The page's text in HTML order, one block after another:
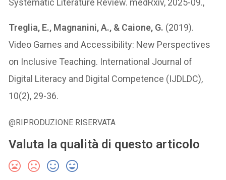
Systematic Literature Review. medRxiv, 2025-09.,
Treglia, E., Magnanini, A., & Caione, G. (2019).
Video Games and Accessibility: New Perspectives
on Inclusive Teaching. International Journal of
Digital Literacy and Digital Competence (IJDLDC),
10(2), 29-36.
@RIPRODUZIONE RISERVATA
Valuta la qualità di questo articolo